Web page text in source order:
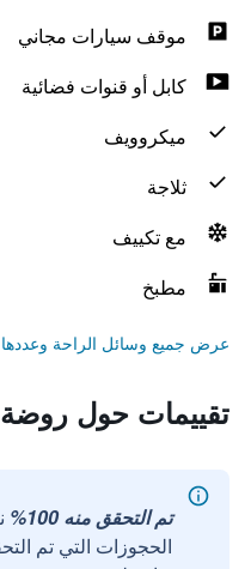
موقف سيارات مجاني
كابل أو قنوات فضائية
ميكروويف
ثلاجة
مع تكييف
مطبخ
عرض جميع وسائل الراحة وعددها 6
تقييمات حول
تم التحقق منه 100%
الحجوزات التي تم